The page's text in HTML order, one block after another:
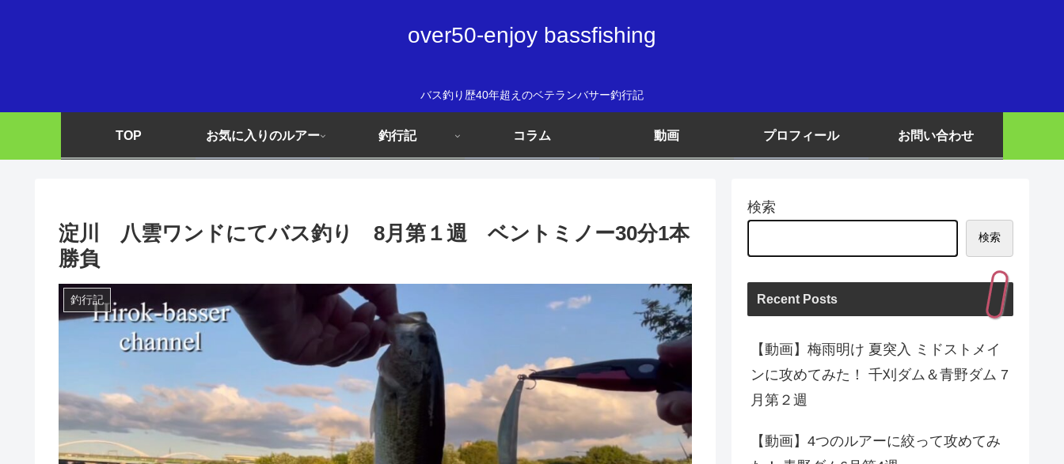
over50-enjoy bassfishing
バス釣り歴40年超えのベテランバサー釣行記
TOP お気に入りのルアー 釣行記 コラム 動画 プロフィール お問い合わせ
淀川 八雲ワンドにてバス釣り 8月第１週 ベントミノー30分1本
勝負
釣行記
検索
検索
Recent Posts
【動画】梅雨明け 夏突入 ミドストメイ
ンに攻めてみた！ 千刈ダム＆青野ダム 7
月第２週
【動画】4つのルアーに絞って攻めてみ